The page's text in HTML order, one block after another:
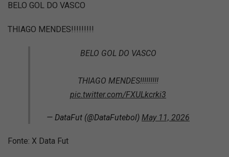
BELO GOL DO VASCO
THIAGO MENDES!!!!!!!!!
BELO GOL DO VASCO
THIAGO MENDES!!!!!!!!!
pic.twitter.com/FXULkcrki3
— DataFut (@DataFutebol) May 11, 2026
Fonte: X Data Fut